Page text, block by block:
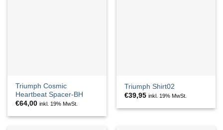
Triumph Cosmic
Heartbeat Spacer-BH
€64,00 inkl. 19% MwSt.
Triumph Shirt02
€39,95 inkl. 19% MwSt.